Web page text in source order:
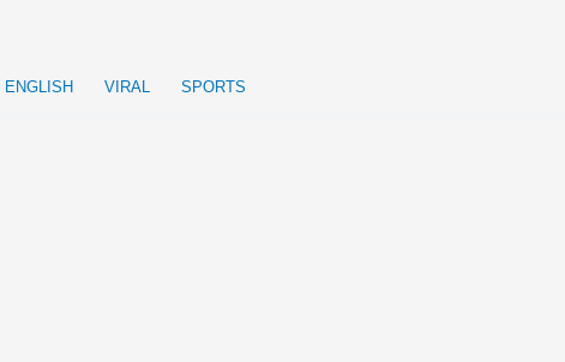
ENGLISH VIRAL SPORTS